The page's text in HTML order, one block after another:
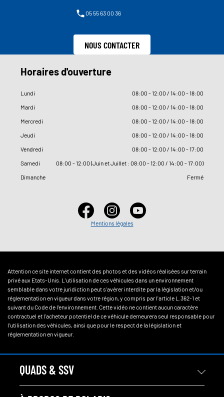
05 55 63 00 36
NOUS CONTACTER
Horaires d'ouverture
Lundi 08:00 - 12:00 / 14:00 - 18:00
Mardi
08:00 - 12:00 / 14:00 - 18:00
Mercredi
08:00 - 12:00 / 14:00 - 18:00
Jeudi
08:00 - 12:00 / 14:00 - 18:00
Vendredi
08:00 - 12:00 / 14:00 - 17:00
Samedi
08:00 - 12:00 (Juin et Juillet : 08:00 - 12:00 / 14:00 - 17:00)
Dimanche
Fermé
Mentions légales
Attention ce site internet contient des photos et des vidéos réalisées sur terrain
privé aux Etats-Unis. L'utilisation de ces véhicules dans un environnement
semblable dans votre juridiction peut s'avérer interdite par la législation et/ou
réglementation en vigueur dans votre région, y compris par l'article L.362-1 et
suivant du Code de l'environnement. Cette vidéo ne contient aucun caractère
contractuel et l'acheteur potentiel de ce véhicule demeurera seul responsable pour
l'utilisation des véhicules, ainsi que pour le respect de la législation et
réglementation en vigueur.
QUADS & SSV